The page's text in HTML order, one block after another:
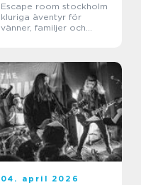
Escape room stockholm
kluriga äventyr för
vänner, familjer och
04. april 2026